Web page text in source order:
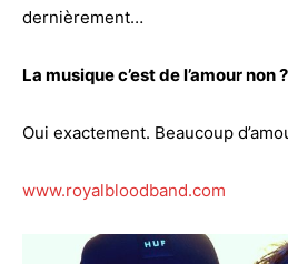
dernièrement…
La musique c’est de l’amour non ?
Oui exactement. Beaucoup
www.royalbloodband.com